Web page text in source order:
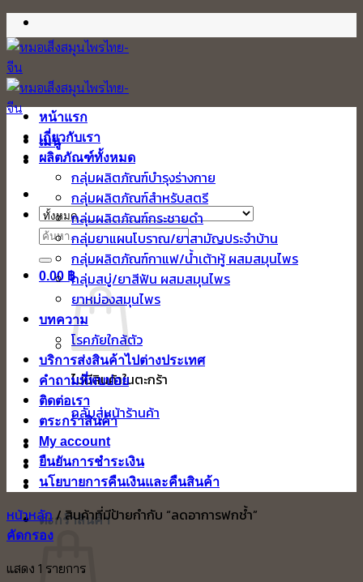
ข้าม
ไป
ยัง
เนื้อหา
เมนู
ค้นหา:
0.00 ฿
ไม่มีสินค้าในตะกร้า
กลับสู่หน้าร้านค้า
ตะกร้าสินค้า
หน้าแรก
เกี่ยวกับเรา
ผลิตภัณฑ์ทั้งหมด
กลุ่มผลิตภัณฑ์บำรุงร่างกาย
กลุ่มผลิตภัณฑ์สำหรับสตรี
กลุ่มผลิตภัณฑ์กระชายดำ
กลุ่มยาแผนโบราณ/ยาสามัญประจำบ้าน
กลุ่มผลิตภัณฑ์กาแฟ/น้ำเต้าหู้ ผสมสมุนไพร
กลุ่มสบู่/ยาสีฟัน ผสมสมุนไพร
ยาหม่องสมุนไพร
บทความ
โรคภัยใกล้ตัว
บริการส่งสินค้าไปต่างประเทศ
คำถามที่พบบ่อย
ติดต่อเรา
ตระกร้าสินค้า
My account
ยืนยันการชำระเงิน
นโยบายการคืนเงินและคืนสินค้า
หน้าหลัก/สินค้าที่มีป้ายกำกับ “ลดอาการฟกช้ำ”
คัดกรอง
แสดง 1 รายการ